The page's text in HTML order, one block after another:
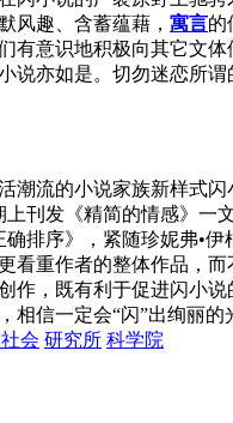
风趣、含蓄蕴藉， 寓言的
有意识地积极向其它文
说亦如是。切勿迷恋所
流的小说家族新样式闪
发《精简的情感》一文
排序》，紧随珍妮弗•
看重作者的整体作品，而
，既有利于促进闪小说
信一定会“闪”出绚丽的
会 研究所 科学院